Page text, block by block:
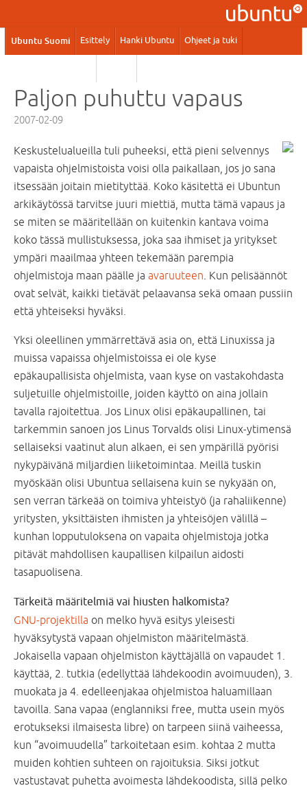
Ubuntu Suomi Esittely Hanki Ubuntu Ohjeet ja tuki
Paljon puhuttu vapaus
2007-02-09
Keskustelualueilla tuli puheeksi, että pieni selvennys
vapaista ohjelmistoista voisi olla paikallaan, jos jo sana
itsessään joitain mietityttää. Koko käsitettä ei Ubuntun
arkikäytössä tarvitse juuri miettiä, mutta tämä vapaus ja
se miten se määritellään on kuitenkin kantava voima
koko tässä mullistuksessa, joka saa ihmiset ja yritykset
ympäri maailmaa yhteen tekemään parempia
ohjelmistoja maan päälle jaavaruuteen . Kun pelisäännöt
ovat selvät, kaikki tietävät pelaavansa sekä omaan pussiin
että yhteiseksi hyväksi.
Yksi oleellinen ymmärrettävä asia on, että Linuxissa ja
muissa vapaissa ohjelmistoissa ei ole kyse
epäkaupallisista ohjelmista, vaan kyse on vastakohdasta
suljetuille ohjelmistoille, joiden käyttö on aina jollain
tavalla rajoitettua. Jos Linux olisi epäkaupallinen, tai
tarkemmin sanoen jos Linus Torvalds olisi Linux-ytimensä
sellaiseksi vaatinut alun alkaen, ei sen ympärillä pyörisi
nykypäivänä miljardien liiketoimintaa. Meillä tuskin
myöskään olisi Ubuntua sellaisena kuin se nykyään on,
sen verran tärkeää on toimiva yhteistyö (ja rahaliikenne)
yritysten, yksittäisten ihmisten ja yhteisöjen välillä –
kunhan lopputuloksena on vapaita ohjelmistoja jotka
pitävät mahdollisen kaupallisen kilpailun aidosti
tasapuolisena.
Tärkeitä määritelmiä vai hiusten halkomista?
GNU-projektilla on melko hyvä esitys yleisesti
hyväksytystä vapaan ohjelmiston määritelmästä.
Jokaisella vapaan ohjelmiston käyttäjällä on vapaudet 1.
käyttää, 2. tutkia (edellyttää lähdekoodin avoimuuden), 3.
muokata ja 4. edelleenjakaa ohjelmistoa haluamillaan
tavoilla. Sana vapaa (englanniksi free, mutta usein myös
erotukseksi ilmaisesta libre) on tarpeen siinä vaiheessa,
kun “avoimuudella” tarkoitetaan esim. kohtaa 2 mutta
muiden kohtien suhteen on rajoituksia. Siksi jotkut
vastustavat puhetta avoimesta lähdekoodista, sillä pelko